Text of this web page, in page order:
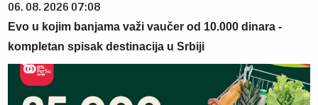
06. 08. 2026 07:08
Evo u kojim banjama važi vaučer od 10.000 dinara -
kompletan spisak destinacija u Srbiji